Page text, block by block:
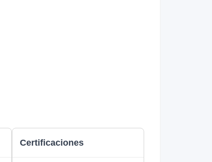
Certificaciones